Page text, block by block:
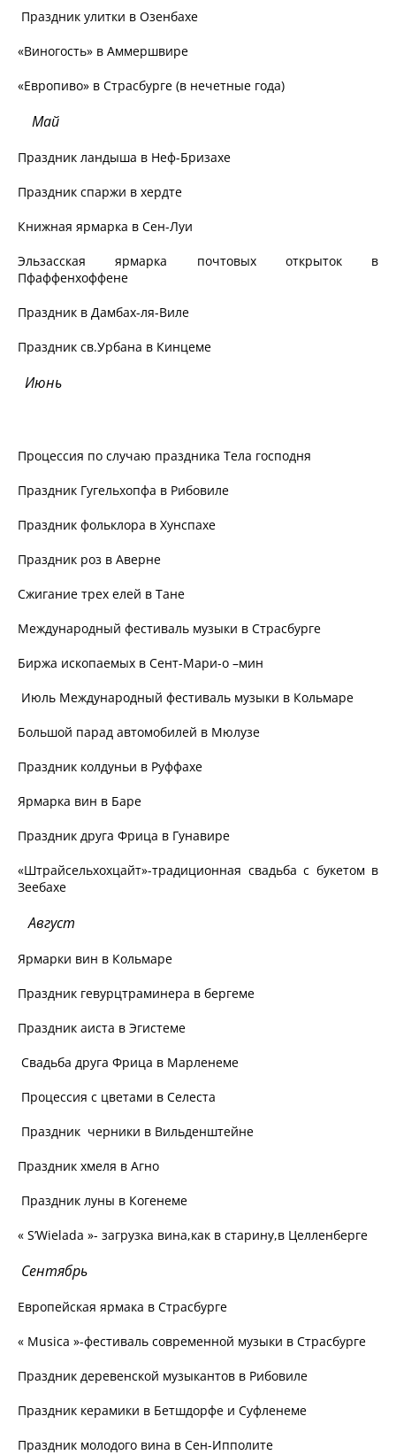
Праздник улитки в Озенбахе
«Виногость» в Аммершвире
«Европиво» в Страсбурге (в нечетные года)
Май
Праздник ландыша в Неф-Бризахе
Праздник спаржи в хердте
Книжная ярмарка в Сен-Луи
Эльзасская ярмарка почтовых открыток в
Пфаффенхоффене
Праздник в Дамбах-ля-Виле
Праздник св.Урбана в Кинцеме
Июнь
Процессия по случаю праздника Тела господня
Праздник Гугельхопфа в Рибовиле
Праздник фольклора в Хунспахе
Праздник роз в Аверне
Сжигание трех елей в Тане
Международный фестиваль музыки в Страсбурге
Биржа ископаемых в Сент-Мари-о –мин
Июль Международный фестиваль музыки в Кольмаре
Большой парад автомобилей в Мюлузе
Праздник колдуньи в Руффахе
Ярмарка вин в Баре
Праздник друга Фрица в Гунавире
«Штрайсельхохцайт»-традиционная свадьба с букетом в
Зеебахе
Август
Ярмарки вин в Кольмаре
Праздник гевурцтраминера в бергеме
Праздник аиста в Эгистеме
Свадьба друга Фрица в Марленеме
Процессия с цветами в Селеста
Праздник черники в Вильденштейне
Праздник хмеля в Агно
Праздник луны в Когенеме
« S’Wielada »- загрузка вина,как в старину,в Целленберге
Сентябрь
Европейская ярмака в Страсбурге
« Musica »-фестиваль современной музыки в Страсбурге
Праздник деревенской музыкантов в Рибовиле
Праздник керамики в Бетшдорфе и Суфленеме
Праздник молодого вина в Сен-Ипполите